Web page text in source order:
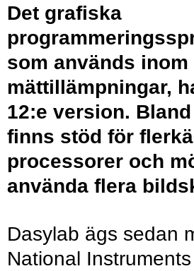
Det grafiska
som används inom
mättillämpningar,
12:e version.
finns stöd för
processorer och
använda flera
Dasylab ägs sedan
National